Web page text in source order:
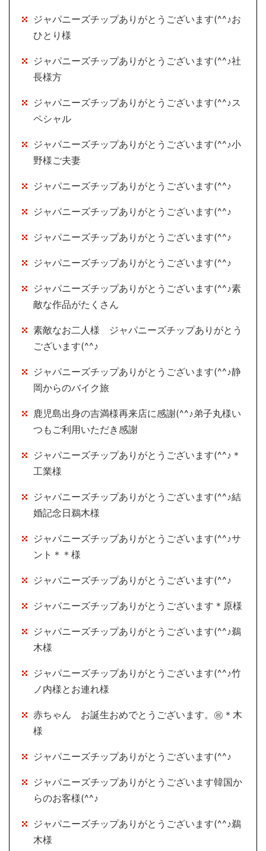
ジャパニーズチップありがとうございます(^^♪お
ひとり様
ジャパニーズチップありがとうございます(^^♪社
長様方
ジャパニーズチップありがとうございます(^^♪ス
ペシャル
ジャパニーズチップありがとうございます(^^♪小
野様ご夫妻
ジャパニーズチップありがとうございます(^^♪
ジャパニーズチップありがとうございます(^^♪
ジャパニーズチップありがとうございます(^^♪
ジャパニーズチップありがとうございます(^^♪
ジャパニーズチップありがとうございます(^^♪素
敵な作品がたくさん
素敵なお二人様 ジャパニーズチップありがとう
ございます(^^♪
ジャパニーズチップありがとうございます(^^♪静
岡からのバイク旅
鹿児島出身の吉満様再来店に感謝(^^♪弟子丸様い
つもご利用いただき感謝
ジャパニーズチップありがとうございます(^^♪＊
工業様
ジャパニーズチップありがとうございます(^^♪結
婚記念日鵜木様
ジャパニーズチップありがとうございます(^^♪サ
ント＊＊様
ジャパニーズチップありがとうございます(^^♪
ジャパニーズチップありがとうございます＊原様
ジャパニーズチップありがとうございます(^^♪鵜
木様
ジャパニーズチップありがとうございます(^^♪竹
ノ内様とお連れ様
赤ちゃん お誕生おめでとうございます。㊗＊木
様
ジャパニーズチップありがとうございます(^^♪
ジャパニーズチップありがとうございます韓国か
らのお客様(^^♪
ジャパニーズチップありがとうございます(^^♪鵜
木様